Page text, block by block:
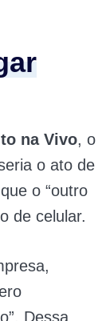
na Vivo, o
o ato de
o “outro
de celular.
Dessa